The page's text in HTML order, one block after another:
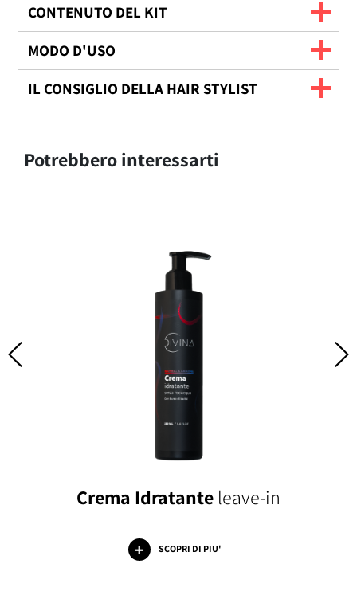
CONTENUTO DEL KIT
MODO D'USO
IL CONSIGLIO DELLA HAIR STYLIST
Potrebbero interessarti
Crema Idratante leave-in
SCOPRI DI PIU'